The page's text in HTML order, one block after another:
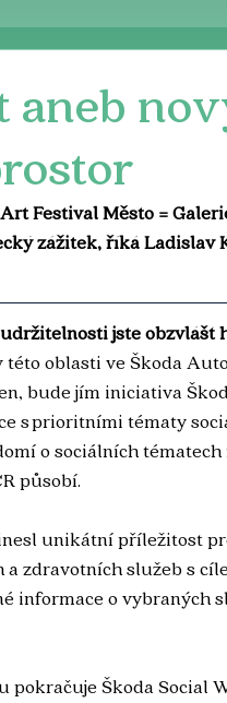
aneb
Festival Město =
zážitek, říká Ladislav
jste obzvlášť
této oblasti ve Škoda
bude jím iniciativa
s prioritními tématy
o sociálních
působí.
unikátní příležitost
zdravotních služeb s
informace o vybraných
pokračuje Škoda Social